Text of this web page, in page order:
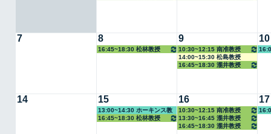
7 8
16:45~18:30 松林教授
9
10:30~12:15 南准教授
14:00~15:30 松島教授
16:45~18:30 瀧井教授
10
14 15
13:00~14:30 ホーキンス教
授
16:45~18:30 松林教授
16
10:30~12:15 南准教授
13:30~16:45 瀧井教授
16:45~18:30 瀧井教授
17